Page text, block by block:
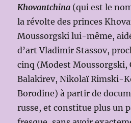
Khovantchina (qui est le
la révolte des princes
Moussorgski lui-même,
d’art Vladimir Stassov,
cinq (Modest Moussorgski,
Balakirev, Nikolaï Rimski-
Borodine) à partir de
russe, et constitue plus un